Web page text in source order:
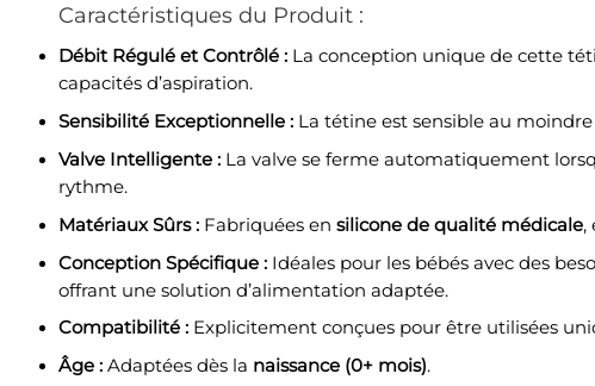
Caractéristiques du Produit :
Débit Régulé et Contrôlé :La conception unique de cette
capacités d’aspiration.
Sensibilité Exceptionnelle :La tétine est sensible au
Valve Intelligente :La valve se ferme automatiquement
rythme.
Matériaux Sûrs :Fabriquées en silicone de qualité médicale,
Conception Spécifique :Idéales pour les bébés avec des
offrant une solution d’alimentation adaptée.
Compatibilité :Explicitement conçues pour être utilisées
Âge :Adaptées dès la naissance (0+ mois).